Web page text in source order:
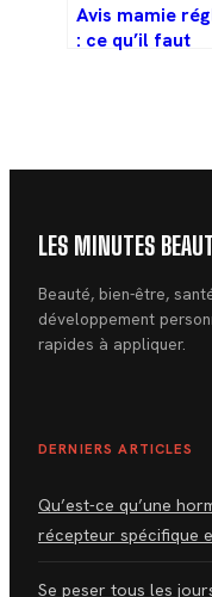
Avis mamie
: ce qu’il faut
LES MINUTES
Beauté, bien-être,
développement
rapides à appliquer.
DERNIERS ARTICLES
Qu’est-ce qu’une
récepteur spécifique
Se peser tous les